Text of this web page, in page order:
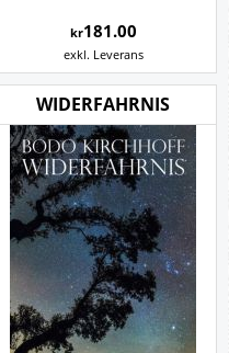
kr181.00
exkl. Leverans
WIDERFAHRNIS